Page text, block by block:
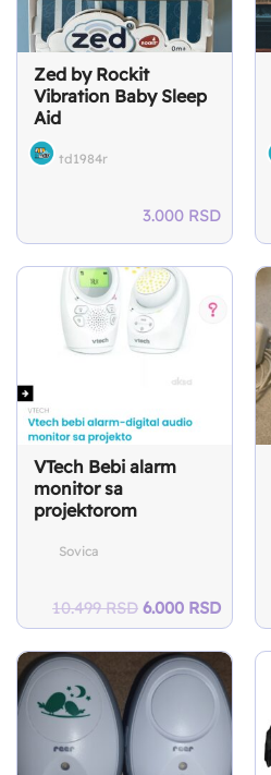
Zed by Rockit
Vibration Baby Sleep
Aid
td1984r
3.000 RSD
VTech Bebi alarm
monitor sa
projektorom
Sovica
10.499RSD Original
price
was:
10.499 RSD.
6.000 RSDCurrent
price
is: